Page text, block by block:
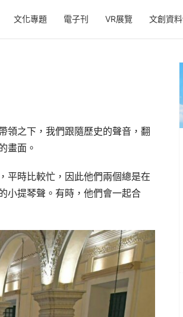
文化專題 電子刊 VR展覽 文創資料
領之下，我們跟隨歷史的聲音，翻
畫面。
平時比較忙，因此他們兩個總是在
小提琴聲。有時，他們會一起合